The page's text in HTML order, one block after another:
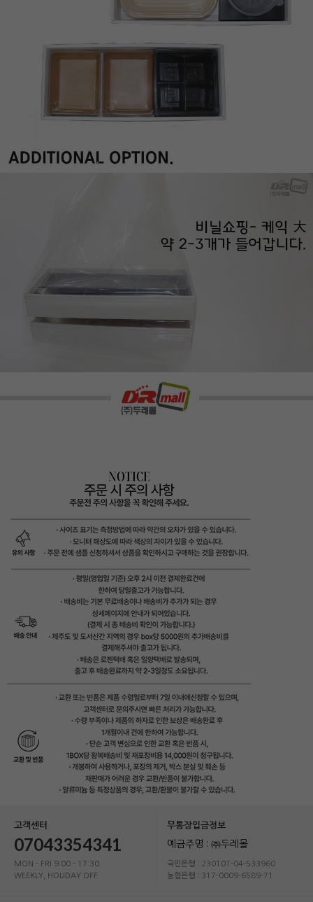
고객센터
07043354341
MON - FRI 9:00 - 17:30
WEEKLY, HOLIDAY OFF
무통장입금정보
예금주명 : ㈜두레몰
국민은행 : 230101-04-533960
농협은행 : 317-0009-6589-71